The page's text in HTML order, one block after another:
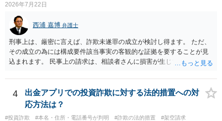
求を拒絶することを伝えるべきでしょう（ただし未納料金があること
に争いがない場合には未納料金は支払う必要があるかもしれませ
ん）。それ以上の話し合いには応じないという対応を考えられます。
訴訟で解決するのが一番ですが、相手方が遠方である場合は遠方の裁
判所で提訴される可能性もありますので、（費用はかかってしまいま
すが）弁護士へ依頼して正式な拒絶回答を送ることも検討した方がよ
いかもしれません。
2026年7月22日
西浦 嘉博 弁護士
刑事上は、厳密に言えば、詐欺未遂罪の成立が検討し得ます。 ただ、
その成立の為には構成要件該当事実の客観的な証拠を要することが見
込まれます。 民事上の請求は、相談者さんに損害が生じていない以
い場合、最寄りの法律事務所での相談を検討ください。 上記、ご参考
ください。
4
出金アプリでの投資詐欺に対する法的措置への対
応方法は？
#投資詐欺 #本名・住所・電話番号が判明 #詐欺の法的措置
#架空請求